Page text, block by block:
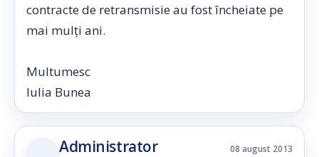
contracte de retransmisie au fost încheiate pe
mai mulți ani.
Multumesc
Iulia Bunea
Administrator 08 august 2013